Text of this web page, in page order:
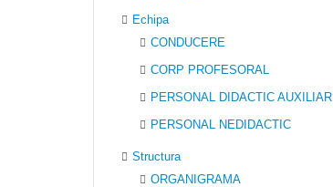
Echipa
CONDUCERE
CORP PROFESORAL
PERSONAL DIDACTIC AUXILIAR
PERSONAL NEDIDACTIC
Structura
ORGANIGRAMA